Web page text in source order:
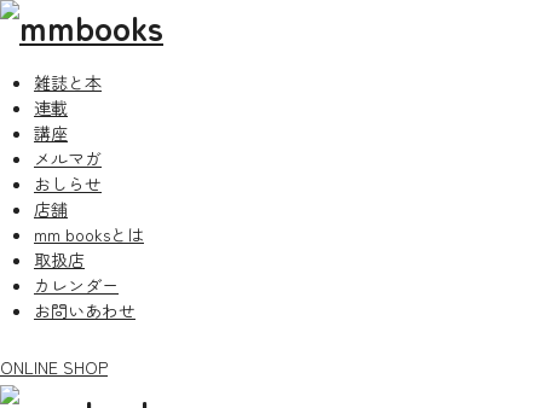
雑誌と本
連載
講座
メルマガ
おしらせ
店舗
mm booksとは
取扱店
カレンダー
お問いあわせ
ONLINE SHOP